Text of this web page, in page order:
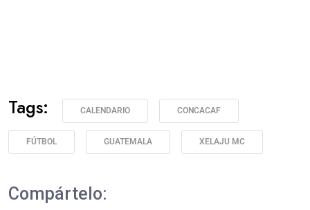
Tags: CALENDARIO CONCACAF
FÚTBOL GUATEMALA XELAJU MC
Compártelo: